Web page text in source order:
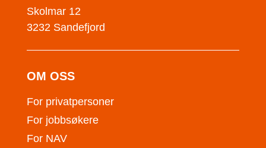
Skolmar 12
3232 Sandefjord
OM OSS
For privatpersoner
For jobbsøkere
For NAV